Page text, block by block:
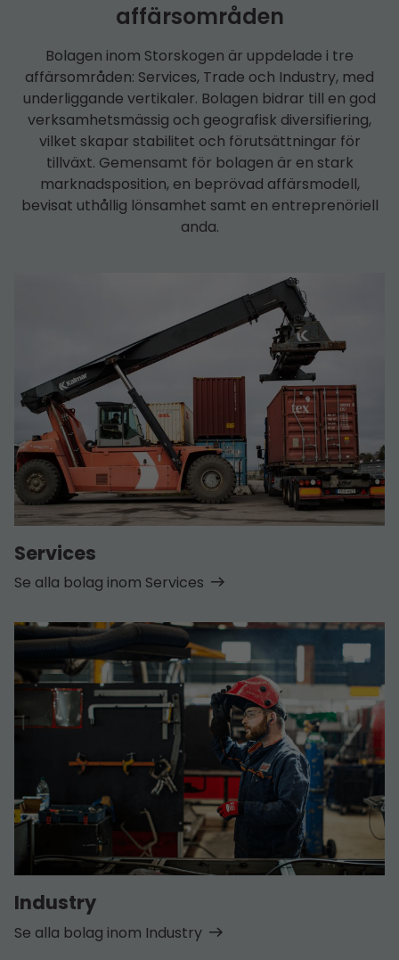
affärsområden
Bolagen inom Storskogen är uppdelade i tre
affärsområden: Services, Trade och Industry, med
underliggande vertikaler. Bolagen bidrar till en god
verksamhetsmässig och geografisk diversifiering,
vilket skapar stabilitet och förutsättningar för
tillväxt. Gemensamt för bolagen är en stark
marknadsposition, en beprövad affärsmodell,
bevisat uthållig lönsamhet samt en entreprenöriell
anda.
Services
Se alla bolag inom Services
Industry
Se alla bolag inom Industry